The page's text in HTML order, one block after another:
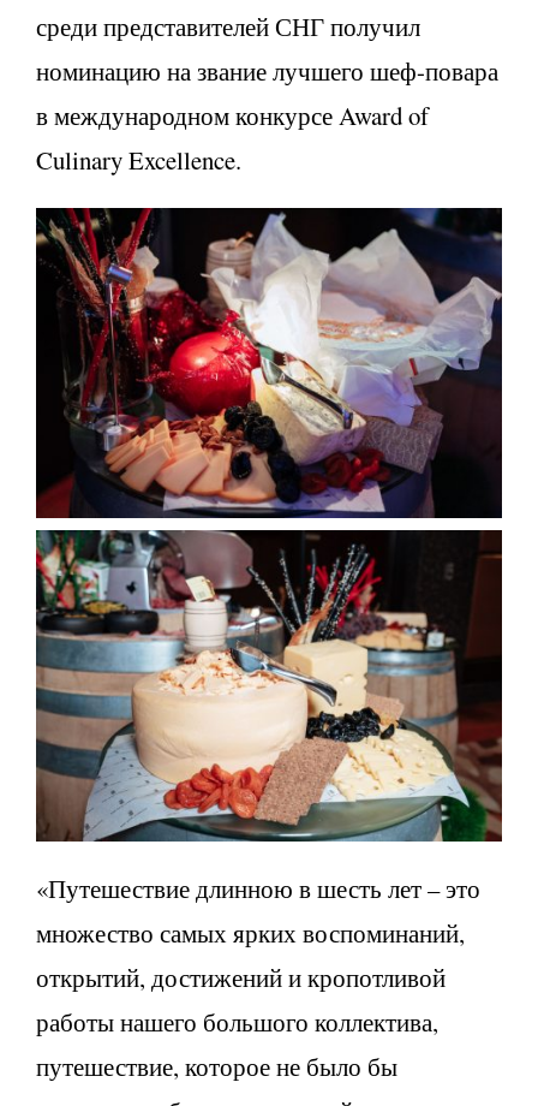
среди представителей СНГ получил
номинацию на звание лучшего шеф-повара
в международном конкурсе Award of
Culinary Excellence.
«Путешествие длинною в шесть лет – это
множество самых ярких воспоминаний,
открытий, достижений и кропотливой
работы нашего большого коллектива,
путешествие, которое не было бы